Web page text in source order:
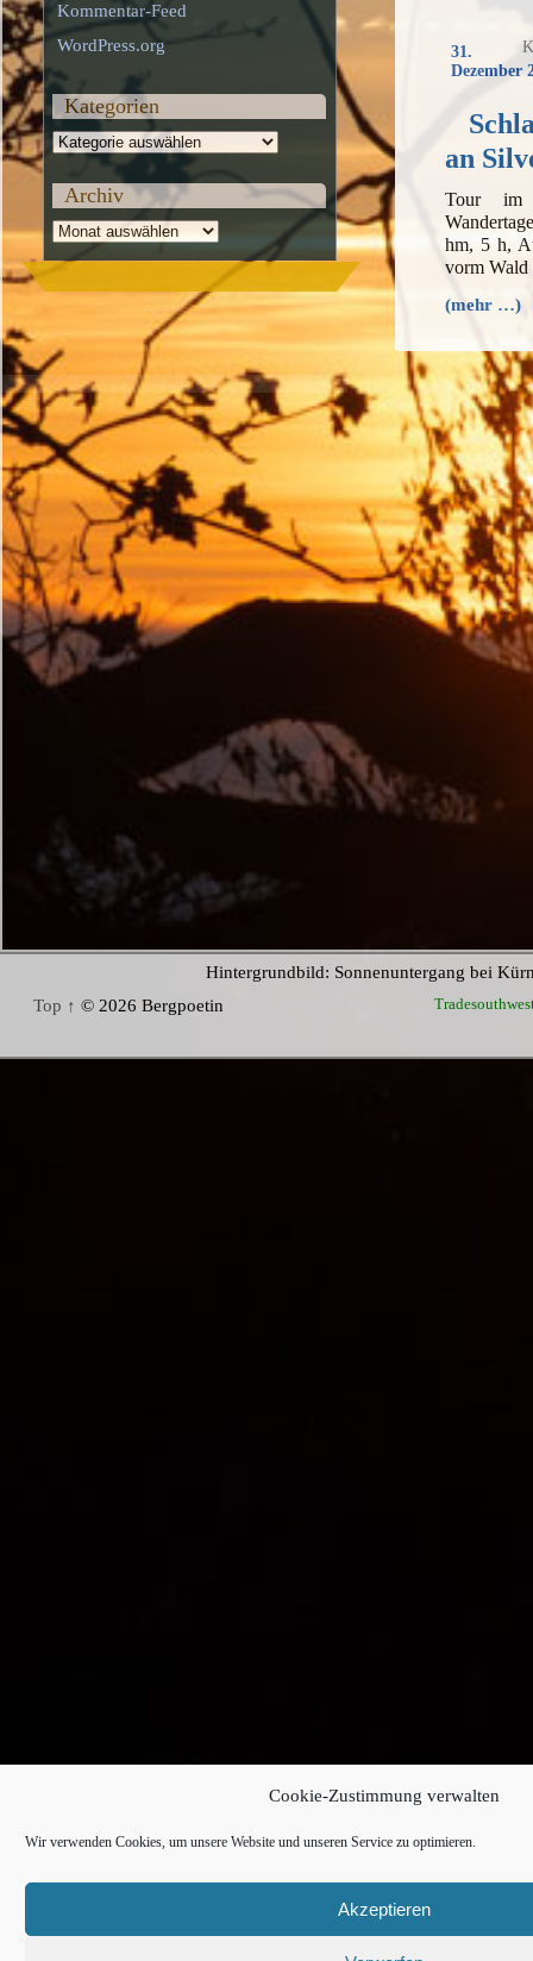
Cookie-Zustimmung verwalten
Wir verwenden Cookies, um unsere Website und unseren Service zu optimieren.
Akzeptieren
31.
Dezember
an
Tour im
hm, 5 h,
vorm
(mehr …)
Kommentar-Feed
WordPress.org
Kategorien
Kategorien
Archiv
Archiv
Hintergrundbild: Sonnenuntergang bei
Top ↑ © 2026 Bergpoetin